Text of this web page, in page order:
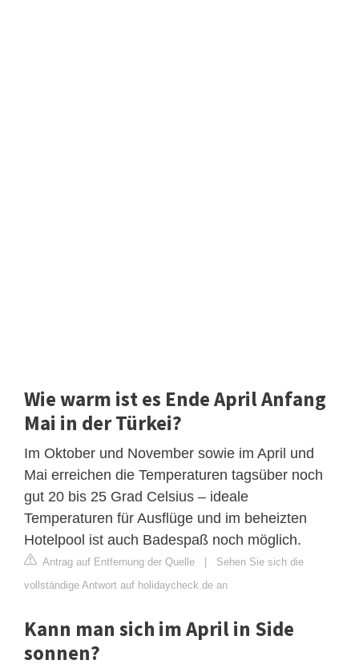
Wie warm ist es Ende April Anfang
Mai in der Türkei?
Im Oktober und November sowie im April und
Mai erreichen die Temperaturen tagsüber noch
gut 20 bis 25 Grad Celsius – ideale
Temperaturen für Ausflüge und im beheizten
Hotelpool ist auch Badespaß noch möglich.
Antrag auf Entfernung der Quelle | Sehen Sie sich die
vollständige Antwort auf holidaycheck.de an
Kann man sich im April in Side
sonnen?